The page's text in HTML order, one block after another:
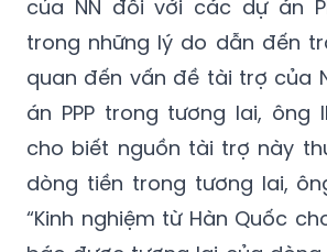
quan đến vấn đề tài trợ của
án PPP trong tương lai, ông
cho biết nguồn tài trợ này
dòng tiền trong tương lai,
“Kinh nghiệm từ Hàn Quốc
báo được tương lai của
30 năm và bảo lãnh của